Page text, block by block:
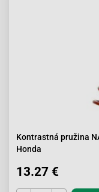
Kontrastná pružina
Honda
13.27 €